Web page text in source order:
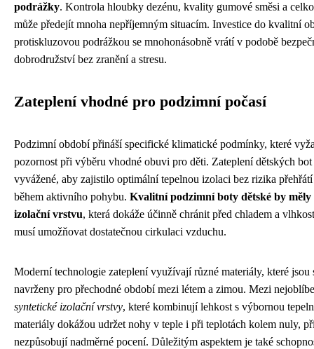
podrážky. Kontrola hloubky dezénu, kvality gumové směsi a
může předejít mnoha nepříjemným situacím. Investice do kvalitní
protiskluzovou podrážkou se mnohonásobně vrátí v podobě
dobrodružství bez zranění a stresu.
Zateplení vhodné pro podzimní počasí
Podzimní období přináší specifické klimatické podmínky, které
pozornost při výběru vhodné obuvi pro děti. Zateplení dětských
vyvážené, aby zajistilo optimální tepelnou izolaci bez rizika
během aktivního pohybu. Kvalitní podzimní boty dětské by měly
izolační vrstvu, která dokáže účinně chránit před chladem a
musí umožňovat dostatečnou cirkulaci vzduchu.
Moderní technologie zateplení využívají různé materiály, které jsou
navrženy pro přechodné období mezi létem a zimou. Mezi
syntetické izolační vrstvy, které kombinují lehkost s výbornou
materiály dokážou udržet nohy v teple i při teplotách kolem nuly,
nezpůsobují nadměrné pocení. Důležitým aspektem je také